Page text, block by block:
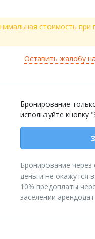
стоимость
Оставить жалобу
Бронирование
используйте кнопку
Бронирование
деньги не окажутся
10% предоплаты
заселении